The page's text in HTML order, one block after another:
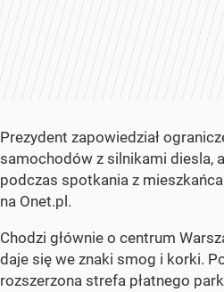
Prezydent zapowiedział
samochodów z silnikami diesla,
podczas spotkania z
na Onet.pl.
Chodzi głównie o centrum
daje się we znaki smog i korki.
rozszerzona strefa płatnego